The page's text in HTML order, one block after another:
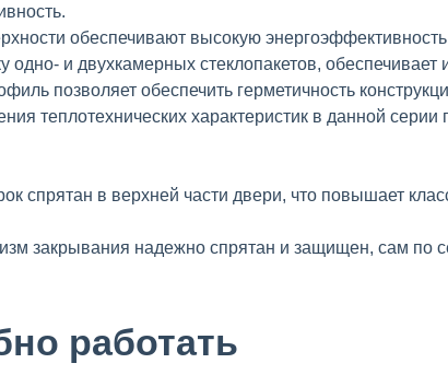
обеспечивают высокую
одно- и двухкамерных стеклопакетов,
позволяет обеспечить герметичность
теплотехнических характеристик в данной
спрятан в верхней части двери, что повышает
закрывания надежно спрятан и защищен, сам по
работать